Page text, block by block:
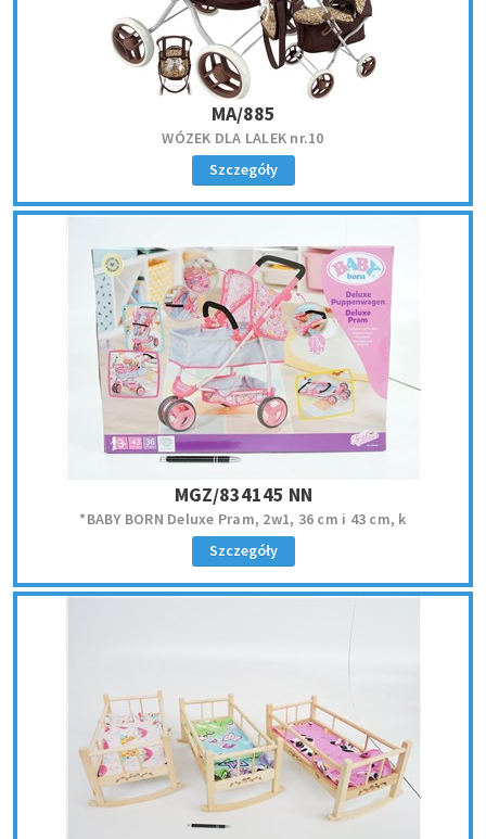
MA/885
WÓZEK DLA LALEK nr.10
Szczegóły
MGZ/834145 NN
*BABY BORN Deluxe Pram, 2w1, 36 cm i 43 cm, k
Szczegóły